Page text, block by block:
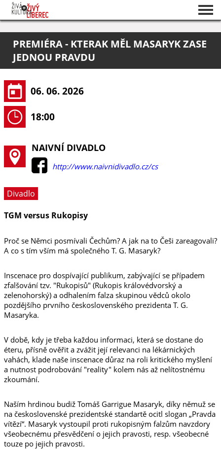
O projektu
Pořadatelé
PREMIÉRA - KTERAK MĚL MASARYK ZASE
JEDNOU PRAVDU
06. 06. 2026
18:00
NAIVNÍ DIVADLO
http://www.naivnidivadlo.cz/cs
Divadlo
TGM versus Rukopisy
Proč se Němci posmívali Čechům? A jak na to Češi zareagovali?
A co s tím vším má společného T. G. Masaryk?
Inscenace pro dospívající publikum, zabývající se případem
zfalšování tzv. "Rukopisů" (Rukopis královédvorský a
zelenohorský) a odhalením falza skupinou vědců okolo
pozdějšího prvního československého prezidenta T. G.
Masaryka.
V době, kdy je třeba každou informaci, která se dostane do
éteru, přísně ověřit a zvážit její relevanci na lékárnických
vahách, klade naše inscenace důraz na roli kritického myšlení
a nutnost podrobování "reality" kolem nás až nelítostnému
zkoumání.
Naším hrdinou budiž Tomáš Garrigue Masaryk, díky němuž se
na československé prezidentské standartě ocitl slogan „Pravda
vítězí“. Masaryk vystoupil proti rukopisným falzům navzdory
všeobecnému přesvědčení o jejich pravosti, resp. všeobecné
touze po jejich pravosti.